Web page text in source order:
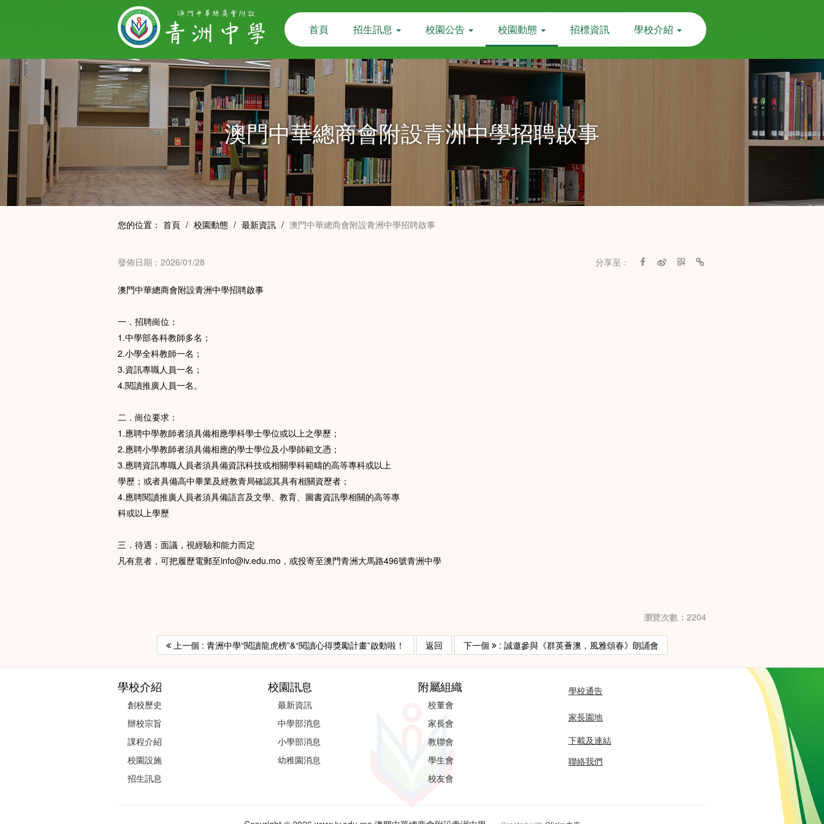
首頁 招生訊息 校園公告 校園動態 招標資訊 學校介紹
澳門中華總商會附設青洲中學招聘啟事
您的位置： 首頁 / 校園動態 / 最新資訊 / 澳門中華總商會附設青洲中學招聘啟事
發佈日期：2026/01/28 分享至：
澳門中華總商會附設青洲中學招聘啟事
一．招聘崗位：
1.中學部各科教師多名；
2.小學全科教師一名；
3.資訊專職人員一名；
4.閱讀推廣人員一名。
二．崗位要求：
1.應聘中學教師者須具備相應學科學士學位或以上之學歷；
2.應聘小學教師者須具備相應的學士學位及小學師範文憑；
3.應聘資訊專職人員者須具備資訊科技或相關學科範疇的高等專科或以上
學歷；或者具備高中畢業及經教青局確認其具有相關資歷者；
4.應聘閱讀推廣人員者須具備語言及文學、教育、圖書資訊學相關的高等專
科或以上學歷
三．待遇：面議，視經驗和能力而定
凡有意者，可把履歷電郵至info@iv.edu.mo，或投寄至澳門青洲大馬路496號青洲中學
瀏覽次數：2204
上一個 : 青洲中學“閱讀龍虎榜”&“閱讀心得獎勵計畫”啟動啦！ 返回 下一個 : 誠邀參與《群英薈澳，風雅頌春》朗誦會
學校介紹
創校歷史
辦校宗旨
課程介紹
校園設施
招生訊息
校園訊息
最新資訊
中學部消息
小學部消息
幼稚園消息
附屬組織
校董會
家長會
教聯會
學生會
校友會
學校通告
家長園地
下載及連結
聯絡我們